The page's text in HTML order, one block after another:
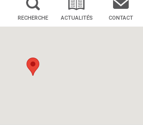
RECHERCHE ACTUALITÉS CONTACT